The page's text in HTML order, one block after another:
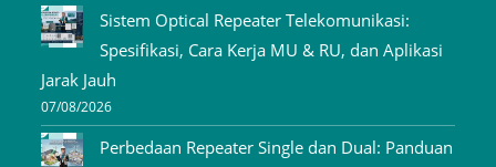
Sistem Optical Repeater Telekomunikasi:
Spesifikasi, Cara Kerja MU & RU, dan Aplikasi
Jarak Jauh
07/08/2026
Perbedaan Repeater Single dan Dual: Panduan